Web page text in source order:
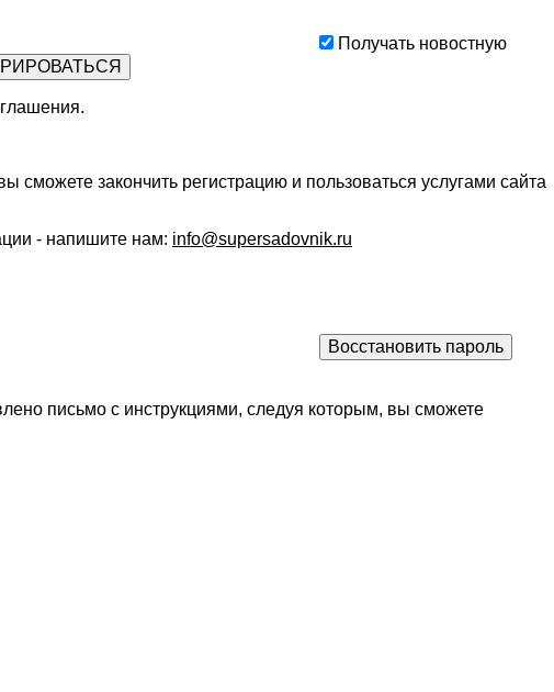
Получать новостную
.
закончить регистрацию и пользоваться услугами сайта
- напишите нам: info@supersadovnik.ru
письмо с инструкциями, следуя которым, вы сможете